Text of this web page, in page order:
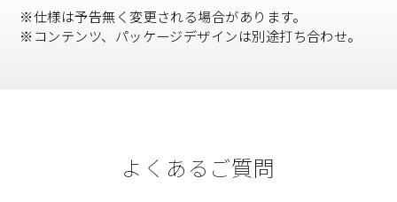
※仕様は予告無く変更される場合があります。
※コンテンツ、パッケージデザインは別途打ち合わせ。
よくあるご質問